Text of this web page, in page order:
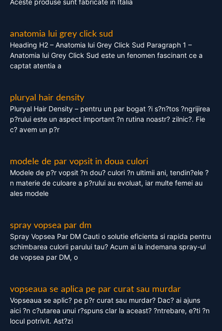
Aceste produse sunt fabricate in Italia
anatomia lui grey click sud
Heading H2 – Anatomia lui Grey Click Sud Paragraph 1 –
Anatomia lui Grey Click Sud este un fenomen fascinant ce a
captat atentia a
pluryal hair density
Pluryal Hair Density – pentru un par bogat ?i s?n?tos ?ngrijirea
p?rului este un aspect important ?n rutina noastr? zilnic?. Fie
c? avem un p?r
modele de par vopsit in doua culori
Modele de p?r vopsit ?n dou? culori ?n ultimii ani, tendin?ele ?
n materie de culoare a p?rului au evoluat, iar multe femei au
ales modele
spray vopsea par dm
Spray Vopsea Par DM Cauti o solutie eficienta si rapida pentru
schimbarea culorii parului tau? Acum ai la indemana spray-ul
de vopsea par DM, o
vopseaua se aplica pe par curat sau murdar
Vopseaua se aplic? pe p?r curat sau murdar? Dac? ai ajuns
aici ?n c?utarea unui r?spuns clar la aceast? ?ntrebare, e?ti ?n
locul potrivit. Ast?zi